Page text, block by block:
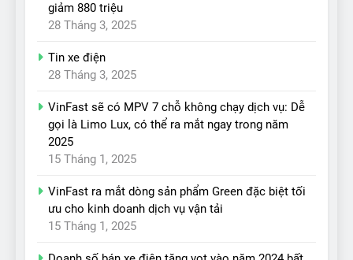
giảm 880 triệu
28 Tháng 3, 2025
Tin xe điện
28 Tháng 3, 2025
VinFast sẽ có MPV 7 chỗ không chạy dịch vụ: Dễ
gọi là Limo Lux, có thể ra mắt ngay trong năm
2025
15 Tháng 1, 2025
VinFast ra mắt dòng sản phẩm Green đặc biệt tối
ưu cho kinh doanh dịch vụ vận tải
15 Tháng 1, 2025